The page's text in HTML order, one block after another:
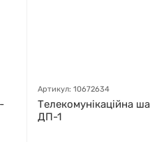
Артикул: 10672634
Телекомунікаційна
ДП-1